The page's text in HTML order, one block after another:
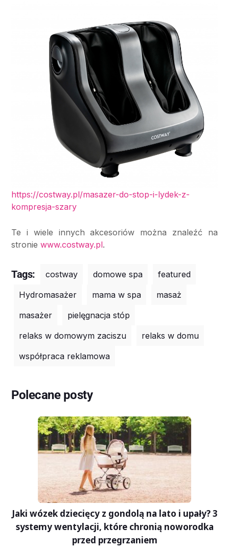
https://costway.pl/masazer-do-stop-i-lydek-z-
kompresja-szary
Te i wiele innych akcesoriów można znaleźć na
stronie www.costway.pl.
Tags: costway domowe spa
featured
Hydromasażer
mama w spa
masaż
masażer
pielęgnacja stóp
relaks w domowym zaciszu
relaks w domu
współpraca reklamowa
Polecane posty
Jaki wózek dziecięcy z gondolą na lato i upały? 3
systemy wentylacji, które chronią noworodka
przed przegrzaniem